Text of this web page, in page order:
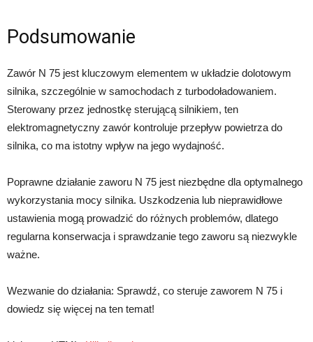
Podsumowanie
Zawór N 75 jest kluczowym elementem w układzie dolotowym
silnika, szczególnie w samochodach z turbodoładowaniem.
Sterowany przez jednostkę sterującą silnikiem, ten
elektromagnetyczny zawór kontroluje przepływ powietrza do
silnika, co ma istotny wpływ na jego wydajność.
Poprawne działanie zaworu N 75 jest niezbędne dla optymalnego
wykorzystania mocy silnika. Uszkodzenia lub nieprawidłowe
ustawienia mogą prowadzić do różnych problemów, dlatego
regularna konserwacja i sprawdzanie tego zaworu są niezwykle
ważne.
Wezwanie do działania: Sprawdź, co steruje zaworem N 75 i
dowiedz się więcej na ten temat!